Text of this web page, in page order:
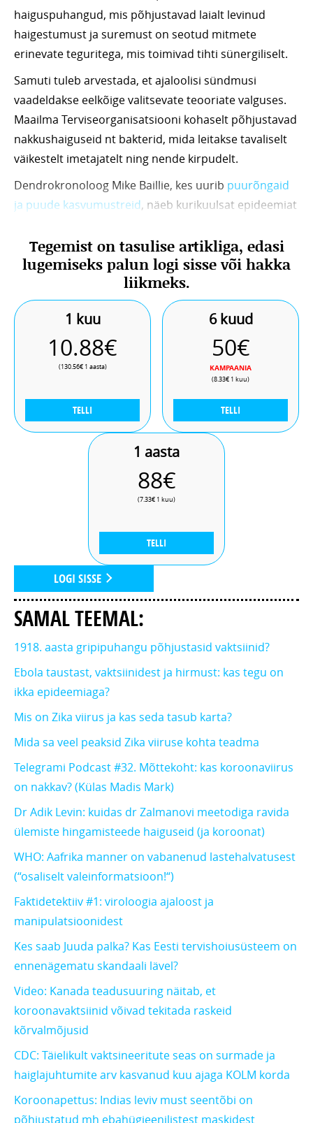
haiguspuhangud, mis põhjustavad laialt levinud
haigestumust ja suremust on seotud mitmete
erinevate teguritega, mis toimivad tihti sünergiliselt.
Samuti tuleb arvestada, et ajaloolisi sündmusi
vaadeldakse eelkõige valitsevate teooriate valguses.
Maailma Terviseorganisatsiooni kohaselt põhjustavad
nakkushaiguseid nt bakterid, mida leitakse tavaliselt
väikestelt imetajatelt ning nende kirpudelt.
Dendrokronoloog Mike Baillie, kes uurib puurõngaid
ja puude kasvumustreid, näeb kurikuulsat epideemiat
the Black Death” sisaldab tolleaegseid tunnistusi nagu
näiteks: “Mererannas ja muudes kohtades, kus on
Tegemist on tasulise artikliga, edasi
lugemiseks palun logi sisse või hakka
liikmeks.
1 kuu
10.88€
(130.56€ 1 aasta)
TELLI
6 kuud
50€
KAMPAANIA
(8.33€ 1 kuu)
TELLI
1 aasta
88€
(7.33€ 1 kuu)
TELLI
LOGI SISSE
SAMAL TEEMAL:
1918. aasta gripipuhangu põhjustasid vaktsiinid?
Ebola taustast, vaktsiinidest ja hirmust: kas tegu on
ikka epideemiaga?
Mis on Zika viirus ja kas seda tasub karta?
Mida sa veel peaksid Zika viiruse kohta teadma
Telegrami Podcast #32. Mõttekoht: kas koroonaviirus
on nakkav? (Külas Madis Mark)
Dr Adik Levin: kuidas dr Zalmanovi meetodiga ravida
ülemiste hingamisteede haiguseid (ja koroonat)
WHO: Aafrika manner on vabanenud lastehalvatusest
(“osaliselt valeinformatsioon!“)
Faktidetektiiv #1: viroloogia ajaloost ja
manipulatsioonidest
Kes saab Juuda palka? Kas Eesti tervishoiusüsteem on
ennenägematu skandaali lävel?
Video: Kanada teadusuuring näitab, et
koroonavaktsiinid võivad tekitada raskeid
kõrvalmõjusid
CDC: Täielikult vaktsineeritute seas on surmade ja
haiglajuhtumite arv kasvanud kuu ajaga KOLM korda
Koroonapettus: Indias leviv must seentõbi on
põhjustatud mh ebahügieenilistest maskidest